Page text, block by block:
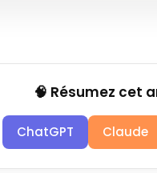
🧠 Résumez cet
ChatGPT Claude